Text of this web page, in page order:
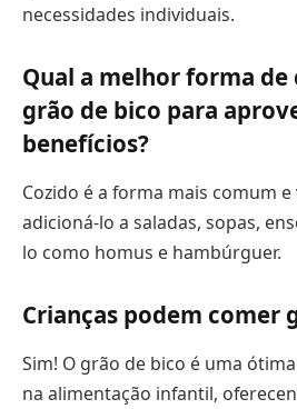
necessidades individuais.
Qual a melhor forma de
grão de bico para
benefícios?
Cozido é a forma mais comum
adicioná-lo a saladas, sopas,
lo como homus e hambúrguer.
Crianças podem comer
Sim! O grão de bico é uma
na alimentação infantil,